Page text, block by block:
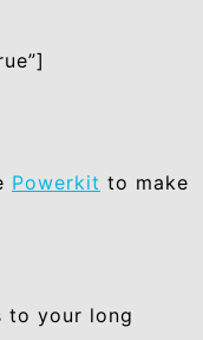
Powerkit to make
to your long